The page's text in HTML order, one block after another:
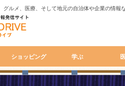
グルメ、医療、そして地元の自治体や企業の情報
ショッピング 学ぶ